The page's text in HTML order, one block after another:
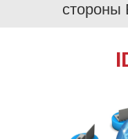
стороны